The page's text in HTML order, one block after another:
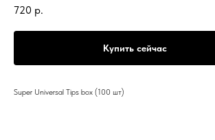
720 р.
Купить сейчас
Super Universal Tips box (100 шт)